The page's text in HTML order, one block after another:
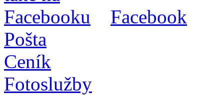
Facebook
Pošta
Ceník
Fotoslužby